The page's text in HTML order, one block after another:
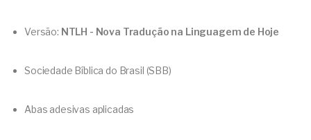
Versão: NTLH - Nova Tradução na Linguagem de Hoje
Sociedade Bíblica do Brasil (SBB)
Abas adesivas aplicadas